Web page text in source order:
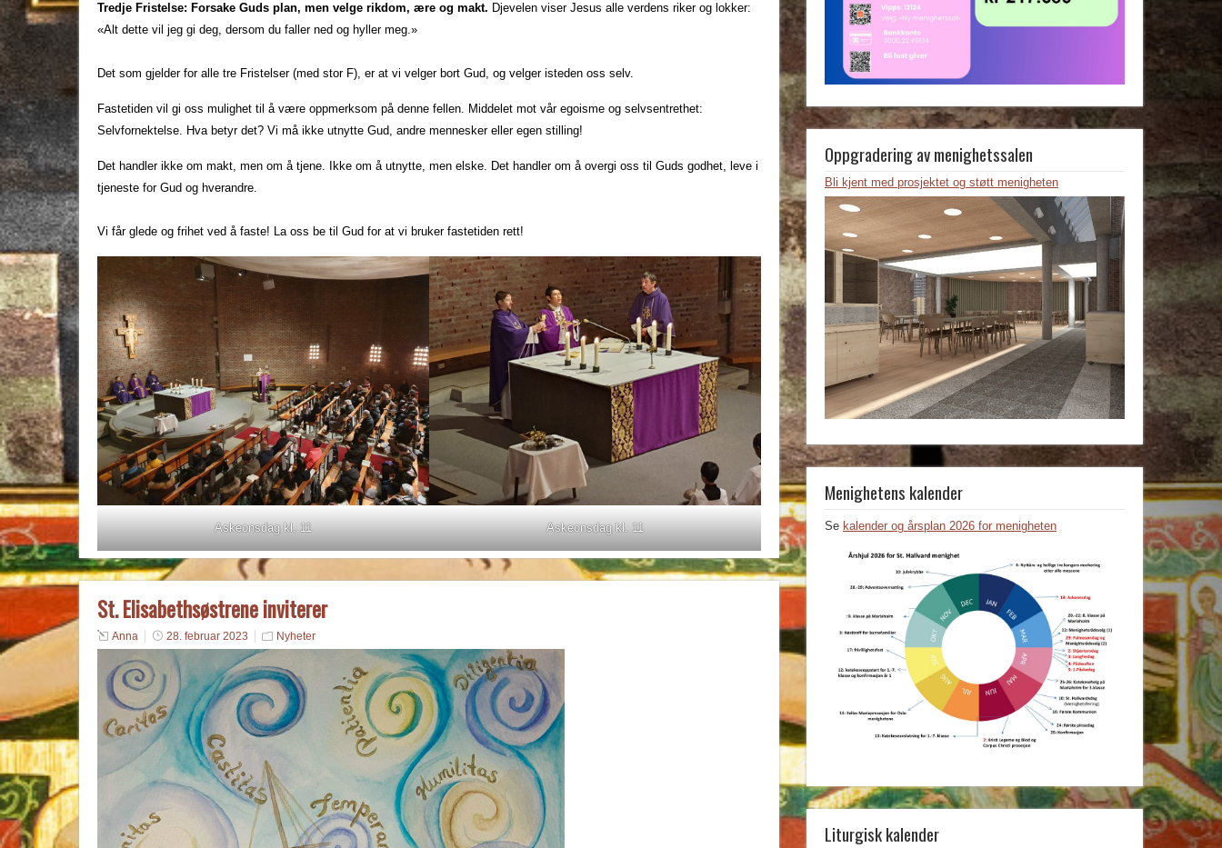
Tredje Fristelse: Forsake Guds plan, men velge rikdom, ære og makt. Djevelen viser Jesus alle verdens riker og lokker:
«Alt dette vil jeg gi deg, dersom du faller ned og hyller meg.»
Det som gjelder for alle tre Fristelser (med stor F), er at vi velger bort Gud, og velger isteden oss selv.
Fastetiden vil gi oss mulighet til å være oppmerksom på denne fellen. Middelet mot vår egoisme og selvsentrethet:
Selvfornektelse. Hva betyr det? Vi må ikke utnytte Gud, andre mennesker eller egen stilling!
Det handler ikke om makt, men om å tjene. Ikke om å utnytte, men elske. Det handler om å overgi oss til Guds godhet, leve i
tjeneste for Gud og hverandre.
Vi får glede og frihet ved å faste! La oss be til Gud for at vi bruker fastetiden rett!
Askeonsdag kl. 11 Askeonsdag kl. 11
St. Elisabethsøstrene inviterer
Anna 28. februar 2023 Nyheter
Oppgradering av menighetssalen
Bli kjent med prosjektet og støtt menigheten
Menighetens kalender
Se kalender og årsplan 2026 for menigheten
Liturgisk kalender